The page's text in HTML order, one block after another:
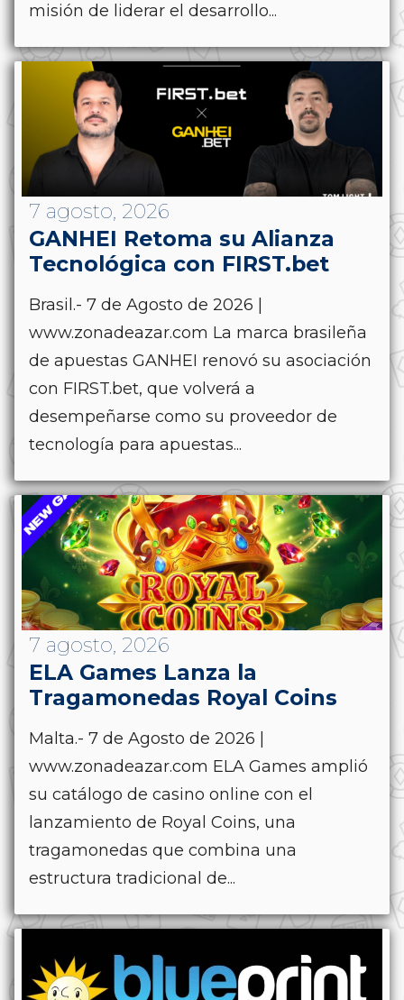
misión de liderar el desarrollo...
7 agosto, 2026
GANHEI Retoma su Alianza
Tecnológica con FIRST.bet
Brasil.- 7 de Agosto de 2026 |
www.zonadeazar.com La marca brasileña
de apuestas GANHEI renovó su asociación
con FIRST.bet, que volverá a
desempeñarse como su proveedor de
tecnología para apuestas...
7 agosto, 2026
ELA Games Lanza la
Tragamonedas Royal Coins
Malta.- 7 de Agosto de 2026 |
www.zonadeazar.com ELA Games amplió
su catálogo de casino online con el
lanzamiento de Royal Coins, una
tragamonedas que combina una
estructura tradicional de...